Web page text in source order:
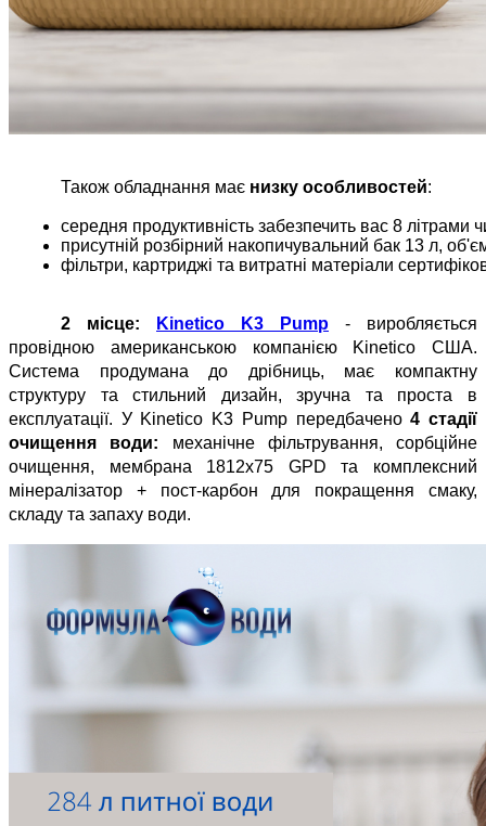
Також обладнання має низку особливостей:
фільтри, картриджі та витратні матеріали
2 місце: Kinetico K3 Pump - виробляється
провідною американською компанією Kinetico США.
Система продумана до дрібниць, має компактну
структуру та стильний дизайн, зручна та проста в
експлуатації. У Kinetico K3 Pump передбачено 4 стадії
очищення води: механічне фільтрування, сорбційне
очищення, мембрана 1812x75 GPD та комплексний
мінералізатор + пост-карбон для покращення смаку,
складу та запаху води.